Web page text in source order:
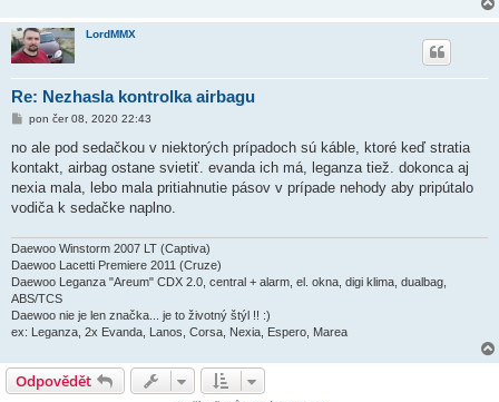
LordMMX
Re: Nezhasla kontrolka airbagu
P
í
p
ě
e
pon čer 08, 2020 22:43
no ale pod sedačkou v niektorých prípadoch sú káble, ktoré keď stratia
kontakt, airbag ostane svietiť. evanda ich má, leganza tiež. dokonca aj
nexia mala, lebo mala pritiahnutie pásov v prípade nehody aby pripútalo
vodiča k sedačke naplno.
Daewoo Winstorm 2007 LT (Captiva)
Daewoo Lacetti Premiere 2011 (Cruze)
Daewoo Leganza "Areum" CDX 2.0, central + alarm, el. okna, digi klima, dualbag,
ABS/TCS
Daewoo nie je len značka... je to životný štýl !! :)
ex: Leganza, 2x Evanda, Lanos, Corsa, Nexia, Espero, Marea
Odpovědět